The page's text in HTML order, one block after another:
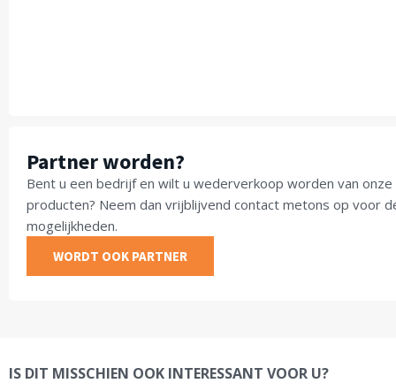
Partner worden?
Bent u een bedrijf en wilt u wederverkoop worden van onze
producten? Neem dan vrijblijvend contact metons op voor
mogelijkheden.
WORDT OOK PARTNER
IS DIT MISSCHIEN OOK INTERESSANT VOOR U?